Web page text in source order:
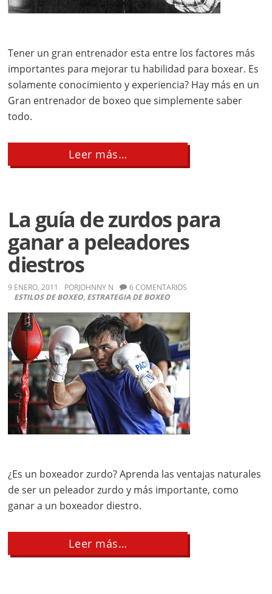
Tener un gran entrenador esta entre los factores más
importantes para mejorar tu habilidad para boxear. Es
solamente conocimiento y experiencia? Hay más en un
Gran entrenador de boxeo que simplemente saber
todo.
Leer más…
Encontrar
La guía de zurdos para
ganar a peleadores
diestros
9 ENERO, 2011 PORJOHNNY N
ESTILOS DE BOXEO, ESTRATEGIA DE BOXEO
6 COMENTARIOS
¿Es un boxeador zurdo? Aprenda las ventajas naturales
de ser un peleador zurdo y más importante, como
ganar a un boxeador diestro.
Leer más…
La